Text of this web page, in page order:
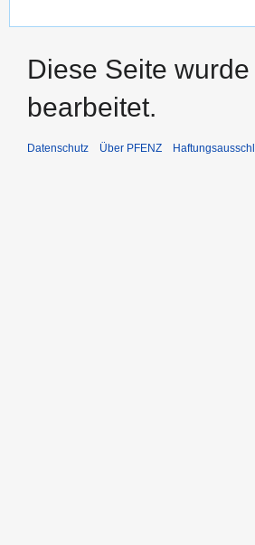
Diese Seite
bearbeitet.
Datenschutz Über PFENZ